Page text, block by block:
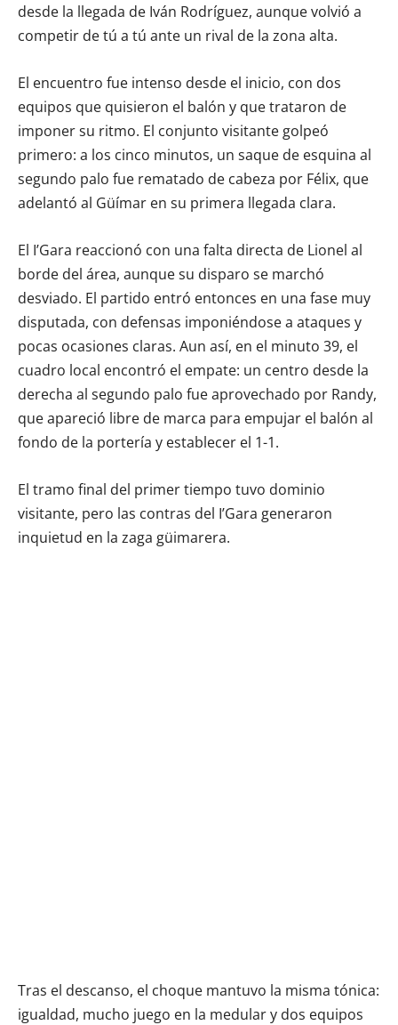
desde la llegada de Iván Rodríguez, aunque volvió a
competir de tú a tú ante un rival de la zona alta.
El encuentro fue intenso desde el inicio, con dos
equipos que quisieron el balón y que trataron de
imponer su ritmo. El conjunto visitante golpeó
primero: a los cinco minutos, un saque de esquina al
segundo palo fue rematado de cabeza por Félix, que
adelantó al Güímar en su primera llegada clara.
El I’Gara reaccionó con una falta directa de Lionel al
borde del área, aunque su disparo se marchó
desviado. El partido entró entonces en una fase muy
disputada, con defensas imponiéndose a ataques y
pocas ocasiones claras. Aun así, en el minuto 39, el
cuadro local encontró el empate: un centro desde la
derecha al segundo palo fue aprovechado por Randy,
que apareció libre de marca para empujar el balón al
fondo de la portería y establecer el 1-1.
El tramo final del primer tiempo tuvo dominio
visitante, pero las contras del I’Gara generaron
inquietud en la zaga güimarera.
Tras el descanso, el choque mantuvo la misma tónica:
igualdad, mucho juego en la medular y dos equipos